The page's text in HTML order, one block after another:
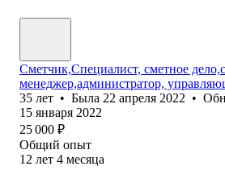
Сметчик,Специалист, сметное
менеджер,администратор,
35 лет • Была 22 апреля 2022 •
15 января 2022
25 000 ₽
Общий опыт
12 лет 4 месяца